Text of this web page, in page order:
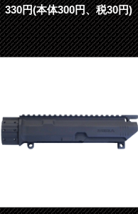
330円(本体300円、税30円)